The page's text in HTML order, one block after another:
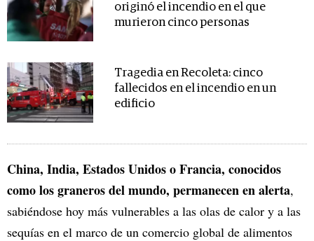
originó el incendio en el que
murieron cinco personas
Tragedia en Recoleta: cinco
fallecidos en el incendio en un
edificio
China, India, Estados Unidos o Francia, conocidos
como los graneros del mundo, permanecen en alerta,
sabiéndose hoy más vulnerables a las olas de calor y a las
sequías en el marco de un comercio global de alimentos